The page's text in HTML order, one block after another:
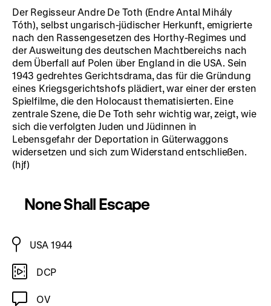
Der Regisseur Andre De Toth (Endre Antal Mihály
Tóth), selbst ungarisch-jüdischer Herkunft, emigrierte
nach den Rassengesetzen des Horthy-Regimes und
der Ausweitung des deutschen Machtbereichs nach
dem Überfall auf Polen über England in die USA. Sein
1943 gedrehtes Gerichtsdrama, das für die Gründung
eines Kriegsgerichtshofs plädiert, war einer der ersten
Spielfilme, die den Holocaust thematisierten. Eine
zentrale Szene, die De Toth sehr wichtig war, zeigt, wie
sich die verfolgten Juden und Jüdinnen in
Lebensgefahr der Deportation in Güterwaggons
widersetzen und sich zum Widerstand entschließen.
(hjf)
None Shall Escape
USA 1944
DCP
OV